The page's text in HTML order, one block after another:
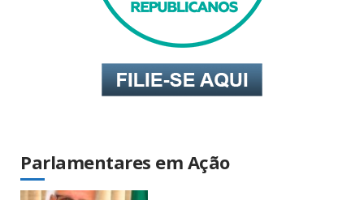
Parlamentares em Ação